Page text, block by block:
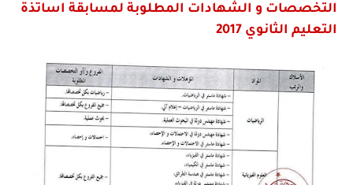
التخصصات و الشهادات المطلوبة لمسابقة اساتذة
التعليم الثانوي 2017